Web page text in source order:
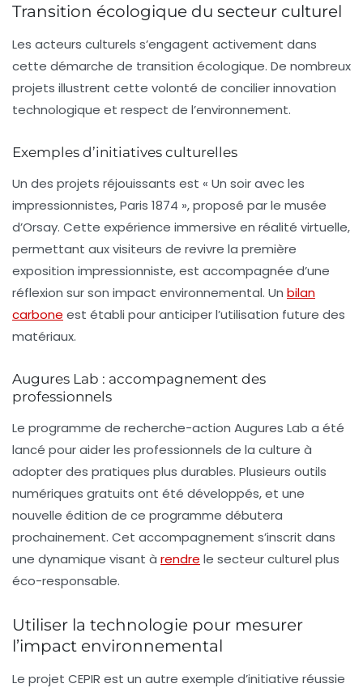
Transition écologique du secteur culturel
Les acteurs culturels s’engagent activement dans
cette démarche de transition écologique. De nombreux
projets illustrent cette volonté de concilier innovation
technologique et respect de l’environnement.
Exemples d’initiatives culturelles
Un des projets réjouissants est « Un soir avec les
impressionnistes, Paris 1874 », proposé par le musée
d’Orsay. Cette expérience immersive en réalité virtuelle,
permettant aux visiteurs de revivre la première
exposition impressionniste, est accompagnée d’une
réflexion sur son impact environnemental. Un bilan
carbone est établi pour anticiper l’utilisation future des
matériaux.
Augures Lab : accompagnement des
professionnels
Le programme de recherche-action Augures Lab a été
lancé pour aider les professionnels de la culture à
adopter des pratiques plus durables. Plusieurs outils
numériques gratuits ont été développés, et une
nouvelle édition de ce programme débutera
prochainement. Cet accompagnement s’inscrit dans
une dynamique visant à rendre le secteur culturel plus
éco-responsable.
Utiliser la technologie pour mesurer
l’impact environnemental
Le projet CEPIR est un autre exemple d’initiative réussie